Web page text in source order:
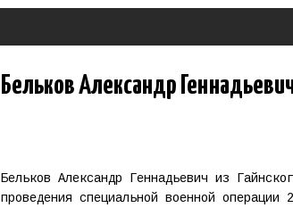
Бельков Александр
Бельков Александр Геннадьевич из
проведения специальной военной операции